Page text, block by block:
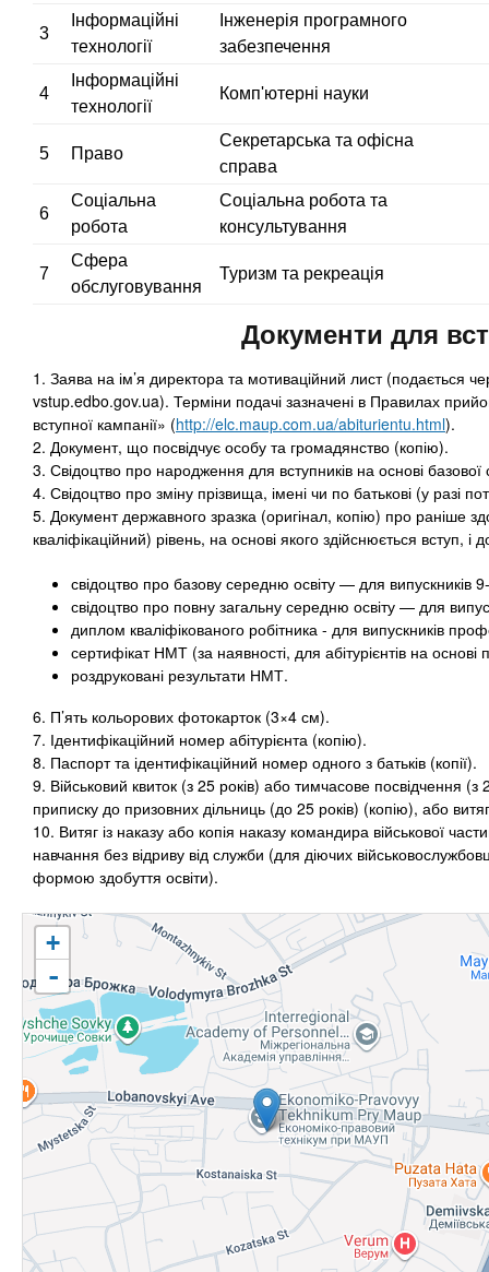
м
ч
е
н
и
я
л
д
а
3
Інформаційні
технології
Інженерія програмного
забезпечення
4
Інформаційні
технології
Комп'ютерні науки
5 Право
Секретарська та офісна
справа
6
Соціальна
робота
Соціальна робота та
консультування
7
Сфера
обслуговування
Туризм та рекреація
Документи для
1. Заява на ім’я директора та мотиваційний лист (подається
vstup.edbo.gov.ua). Терміни подачі зазначені в Правилах
вступної кампанії» (http://elc.maup.com.ua/abiturientu.html).
2. Документ, що посвідчує особу та громадянство (копію).
3. Свідоцтво про народження для вступників на основі базової
4. Свідоцтво про зміну прізвища, імені чи по батькові (у разі
5. Документ державного зразка (оригінал, копію) про раніше
кваліфікаційний) рівень, на основі якого здійснюється вступ, і
свідоцтво про базову середню освіту — для випускників
свідоцтво про повну загальну середню освіту — для
диплом кваліфікованого робітника - для випускників
сертифікат НМТ (за наявності, для абітурієнтів на основі
роздруковані результати НМТ.
6. П’ять кольорових фотокарток (3×4 см).
7. Ідентифікаційний номер абітурієнта (копію).
8. Паспорт та ідентифікаційний номер одного з батьків (копії).
9. Військовий квиток (з 25 років) або тимчасове посвідчення
приписку до призовних дільниць (до 25 років) (копію), або
10. Витяг із наказу або копія наказу командира військової
навчання без відриву від служби (для діючих
формою здобуття освіти).
+
-